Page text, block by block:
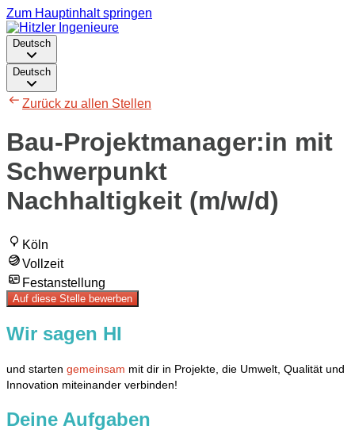
Zum Hauptinhalt springen
Deutsch
Deutsch
Zurück zu allen Stellen
Bau-Projektmanager:in mit
Schwerpunkt
Nachhaltigkeit (m/w/d)
Köln
Vollzeit
Festanstellung
Auf diese Stelle bewerben
Wir sagen HI
und starten gemeinsam mit dir in Projekte, die Umwelt, Qualität und
Innovation miteinander verbinden!
Deine Aufgaben